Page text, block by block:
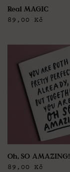
Real MAGIC
89,00 Kč
Oh, SO AMAZING!
89,00 Kč